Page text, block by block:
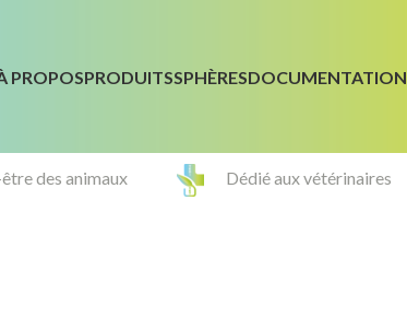
PROPOSPRODUITSSPHÈRESDOCUMENTATION
des animaux Dédié aux vétérinaires